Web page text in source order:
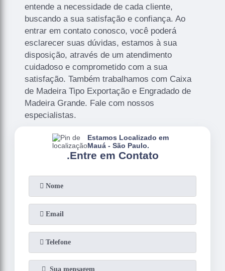
entende a necessidade de cada cliente,
buscando a sua satisfação e confiança. Ao
entrar em contato conosco, você poderá
esclarecer suas dúvidas, estamos à sua
disposição, através de um atendimento
cuidadoso e comprometido com a sua
satisfação. Também trabalhamos com Caixa
de Madeira Tipo Exportação e Engradado de
Madeira Grande. Fale com nossos
especialistas.
.Entre em Contato
Estamos Localizado em
Mauá - São Paulo.